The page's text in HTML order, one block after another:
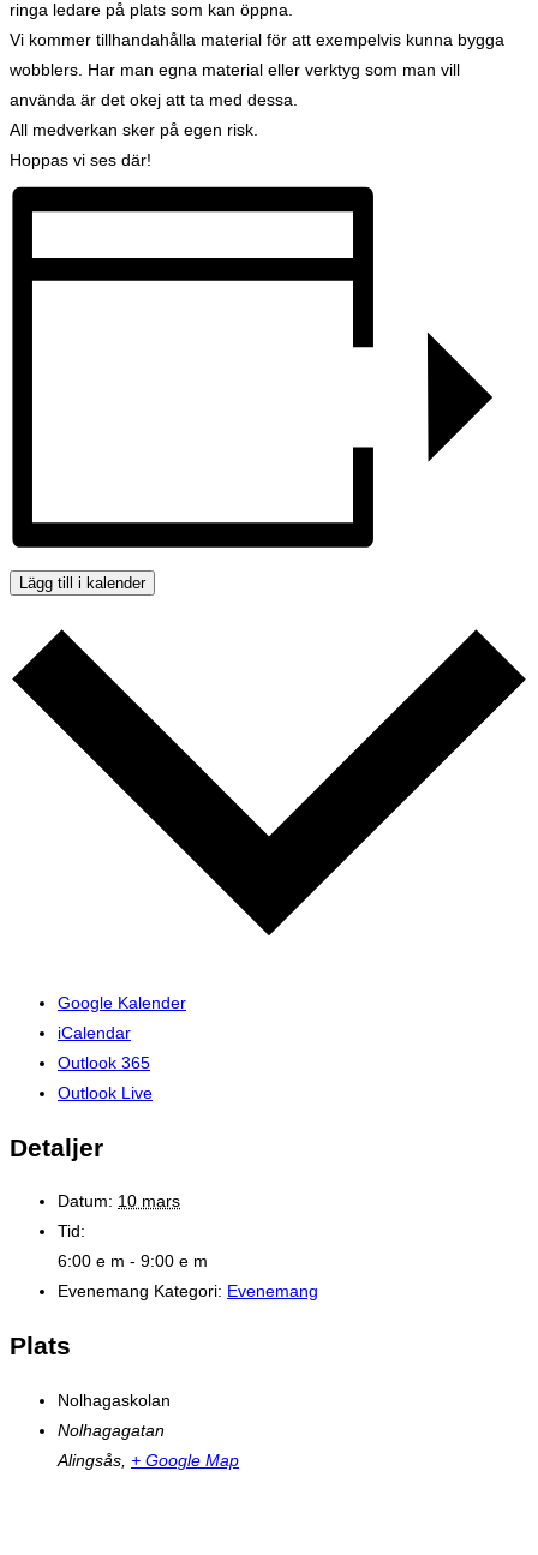
ringa ledare på plats som kan öppna.
Vi kommer tillhandahålla material för att exempelvis kunna bygga
wobblers. Har man egna material eller verktyg som man vill
använda är det okej att ta med dessa.
All medverkan sker på egen risk.
Hoppas vi ses där!
Lägg till i kalender
Google Kalender
iCalendar
Outlook 365
Outlook Live
Detaljer
Datum: 10 mars
Tid:
6:00 e m - 9:00 e m
Evenemang Kategori: Evenemang
Plats
Nolhagaskolan
Nolhagagatan
Alingsås + Google Map